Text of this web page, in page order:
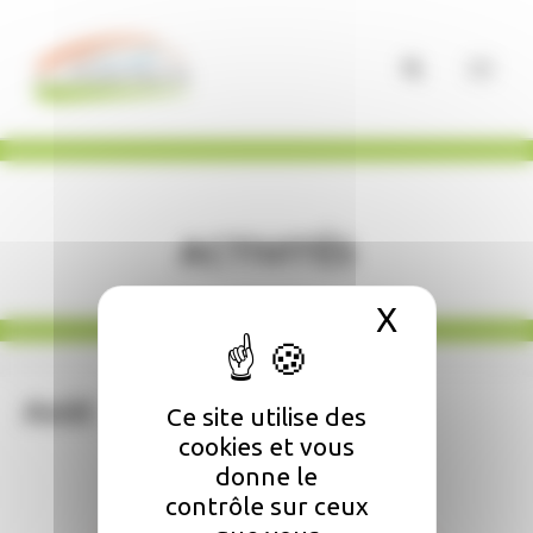
Ce site utilise des
cookies et vous
donne le
contrôle sur ceux
X
Activités
Août